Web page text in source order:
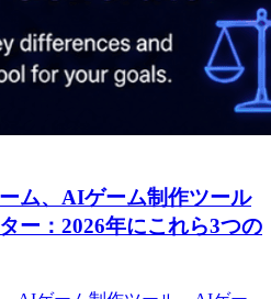
ム、AIゲーム制作ツール
ー：2026年にこれら3つの